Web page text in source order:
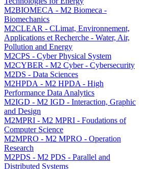
M2BIOMECA - M2 Biomeca -
Biomechanics
M2CLEAR - CLimat, Environnement,
Applications et Recherche - Water, Air,
Pollution and Energy
M2CPS - Cyber Physical System
M2CYBER - M2 Cyber - Cybersecurity
M2DS - Data Sciences
M2HPDA - M2 HPDA - High
Performance Data Analytics
M2IGD - M2 IGD - Interaction, Graphic
and Design
M2MPRI - M2 MPRI - Foudations of
Computer Science
M2MPRO - M2 MPRO - Operation
Research
M2PDS - M2 PDS - Parallel and
Distributed Systems